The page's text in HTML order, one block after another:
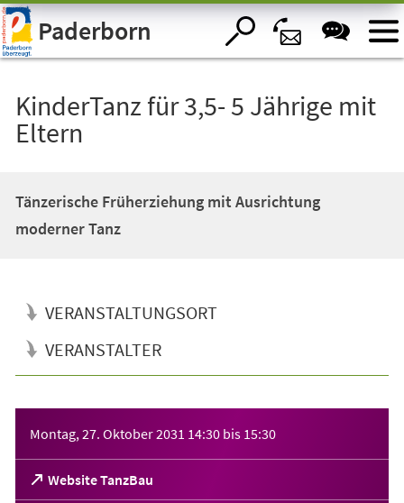
Visuelle
Assistenzsoftware
öffnen.Paderborn
KinderTanz für 3,5- 5 Jährige mit
Eltern
Tänzerische Früherziehung mit Ausrichtung
moderner Tanz
VERANSTALTUNGSORT
VERANSTALTER
Montag, 27. Oktober 2031 14:30 bis 15:30
Website TanzBau
(Öffnet
in